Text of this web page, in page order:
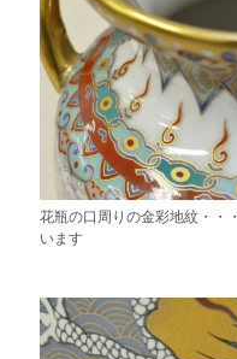
花瓶の口周りの金彩地紋・・
います